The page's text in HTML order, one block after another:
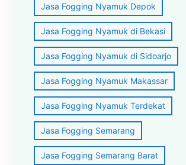
Jasa Fogging Nyamuk Depok
Jasa Fogging Nyamuk di Bekasi
Jasa Fogging Nyamuk di Sidoarjo
Jasa Fogging Nyamuk Makassar
Jasa Fogging Nyamuk Terdekat
Jasa Fogging Semarang
Jasa Fogging Semarang Barat